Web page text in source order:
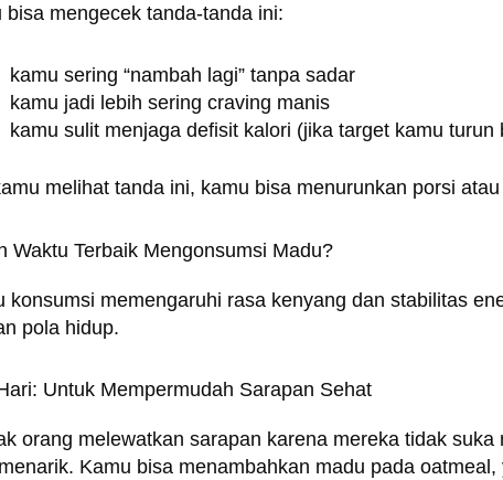
bisa mengecek tanda-tanda ini:
kamu sering “nambah lagi” tanpa sadar
kamu jadi lebih sering craving manis
kamu sulit menjaga defisit kalori (jika target kamu turun
melihat tanda ini, kamu bisa menurunkan porsi
Waktu Terbaik Mengonsumsi Madu?
konsumsi memengaruhi rasa kenyang dan stabilitas
pola hidup.
Untuk Mempermudah Sarapan Sehat
orang melewatkan sarapan karena mereka tidak
Kamu bisa menambahkan madu pada